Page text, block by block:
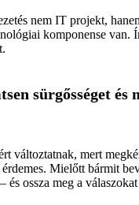
nem IT projekt,
komponense van.
sürgősséget és
változtatnak, mert
Mielőtt bármit
és ossza meg a